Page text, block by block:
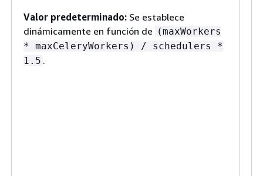
Valor predeterminado: Se establece
dinámicamente en función de (maxWorkers
* maxCeleryWorkers) / schedulers *
1.5 .